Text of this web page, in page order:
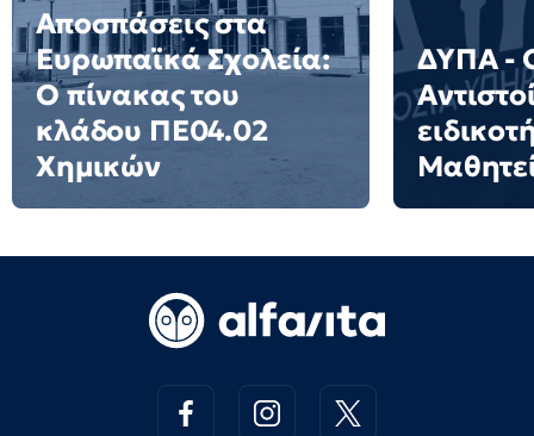
Αποσπάσεις στα
Ευρωπαϊκά Σχολεία:
Ο πίνακας του
κλάδου ΠΕ04.02
Χημικών
ΔΥΠΑ -